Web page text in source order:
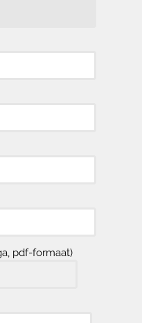
pdf-formaat)